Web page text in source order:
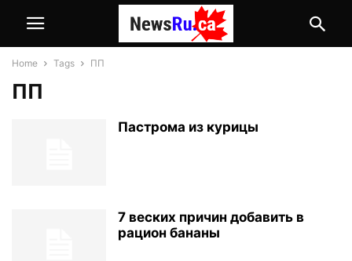
Home Tags ПП
ПП
Пастрома из курицы
7 веских причин добавить в
рацион бананы